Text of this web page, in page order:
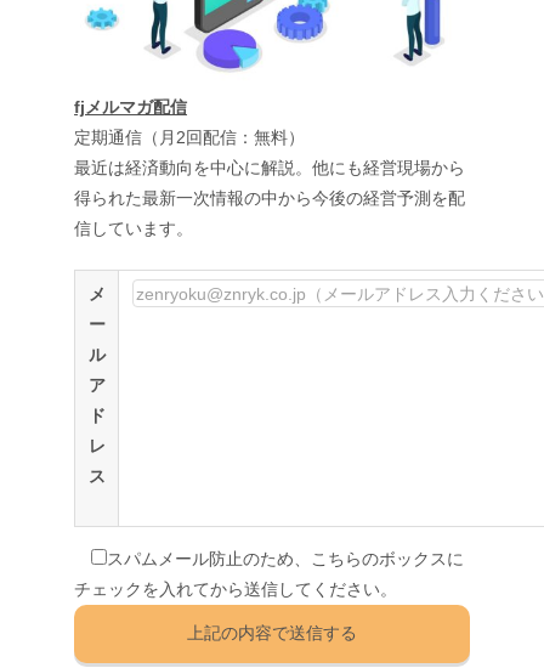
fjメルマガ配信
定期通信（月2回配信：無料）
最近は経済動向を中心に解説。他にも経営現場から
得られた最新一次情報の中から今後の経営予測を配
信しています。
メ
ー
ル
ア
ド
レ
ス
スパムメール防止のため、こちらのボックスに
チェックを入れてから送信してください。